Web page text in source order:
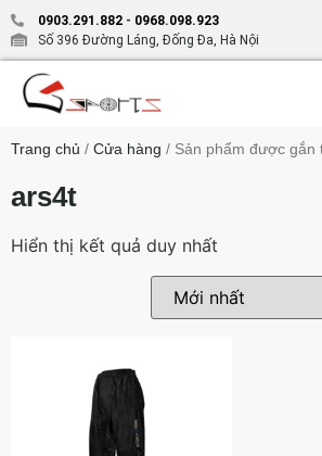
0903.291.882 - 0968.098.923
Số 396 Đường Láng, Đống Đa, Hà Nội
Trang chủ / Cửa hàng / Sản phẩm được gắn
ars4t
Hiển thị kết quả duy nhất